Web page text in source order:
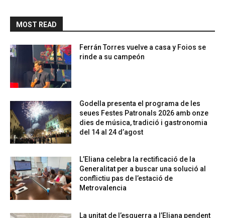
MOST READ
Ferrán Torres vuelve a casa y Foios se
rinde a su campeón
Godella presenta el programa de les
seues Festes Patronals 2026 amb onze
dies de música, tradició i gastronomia
del 14 al 24 d’agost
L’Eliana celebra la rectificació de la
Generalitat per a buscar una solució al
conflictiu pas de l’estació de
Metrovalencia
La unitat de l’esquerra a l’Eliana pendent